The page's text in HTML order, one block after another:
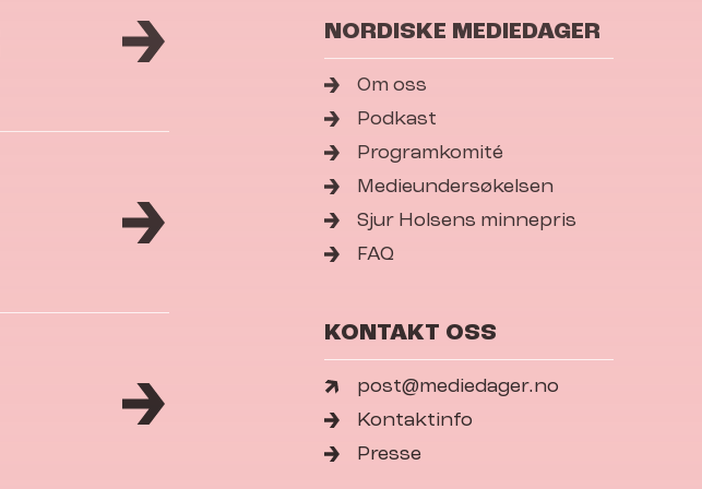
NORDISKE MEDIEDAGER
Om oss
Podkast
Programkomité
Medieundersøkelsen
Sjur Holsens minnepris
FAQ
KONTAKT OSS
post@mediedager.no
Kontaktinfo
Presse